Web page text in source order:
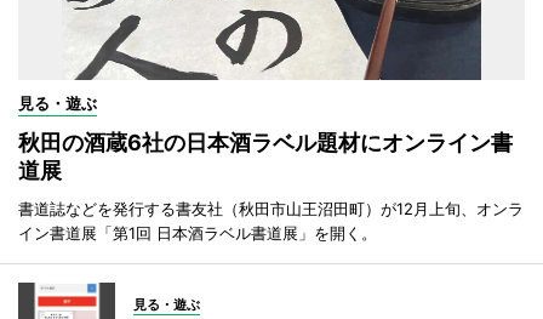
見る・遊ぶ
秋田の酒蔵6社の日本酒ラベル題材にオンライン書
道展
書道誌などを発行する書友社（秋田市山王沼田町）が12月上旬、オンラ
イン書道展「第1回 日本酒ラベル書道展」を開く。
見る・遊ぶ